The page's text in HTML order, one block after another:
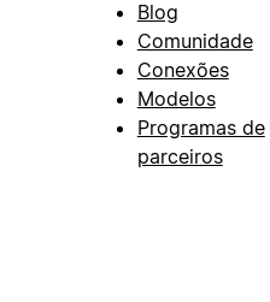
Blog
Comunidade
Conexões
Modelos
Programas de
parceiros